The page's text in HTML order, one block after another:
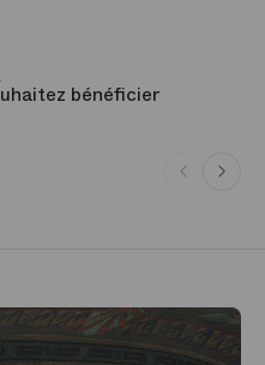
bénéficier